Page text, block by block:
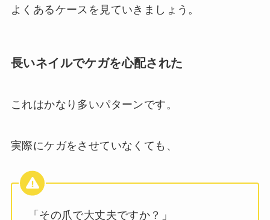
よくあるケースを見ていきましょう。
長いネイルでケガを心配された
これはかなり多いパターンです。
実際にケガをさせていなくても、
「その爪で大丈夫ですか？」